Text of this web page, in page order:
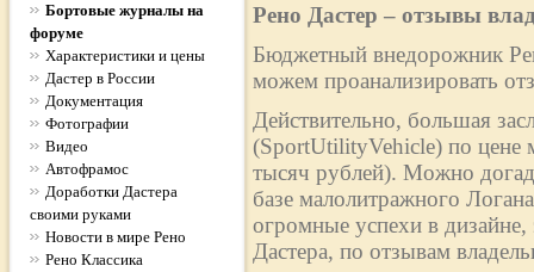
Бортовые журналы на
форуме
Характеристики и цены
Дастер в России
Документация
Фотографии
Видео
Автофрамос
Доработки Дастера
своими руками
Новости в мире Рено
Рено Классика
Рено Дастер – отзывы
Бюджетный внедорожник
можем проанализировать
Действительно, большая
(SportUtilityVehicle) по цене
тысяч рублей). Можно
базе малолитражного
огромные успехи в
Дастера, по отзывам